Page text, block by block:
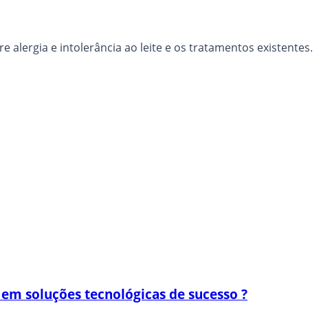
alergia e intolerância ao leite e os tratamentos existentes.
soluções tecnológicas de sucesso ?